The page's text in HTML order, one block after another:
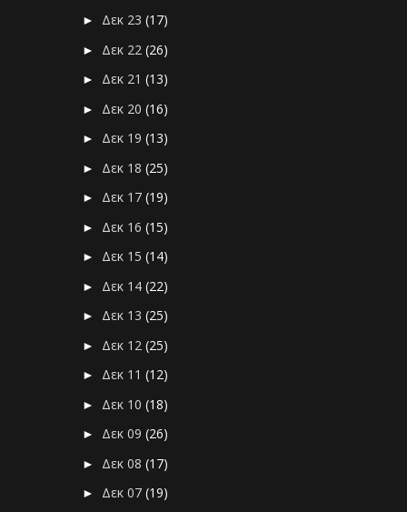
► Δεκ 23(17)
► Δεκ 22(26)
► Δεκ 21(13)
► Δεκ 20(16)
► Δεκ 19(13)
► Δεκ 18(25)
► Δεκ 17(19)
► Δεκ 16(15)
► Δεκ 15(14)
► Δεκ 14(22)
► Δεκ 13(25)
► Δεκ 12(25)
► Δεκ 11(12)
► Δεκ 10(18)
► Δεκ 09(26)
► Δεκ 08(17)
► Δεκ 07(19)